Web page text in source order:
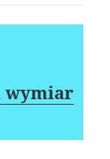
wymiar